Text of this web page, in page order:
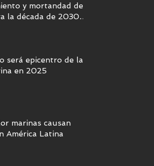
y mortandad de
la década de 2030 si
será epicentro de la
en 2025
marinas causan
América Latina